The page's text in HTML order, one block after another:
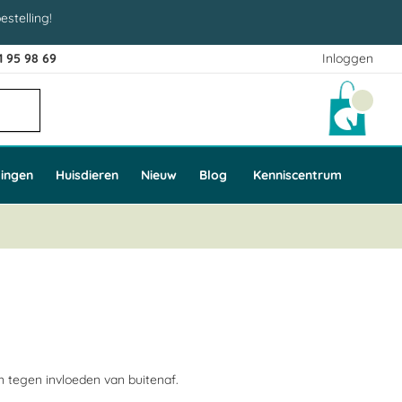
Inloggen
95 98 69
Huisdieren Nieuw Blog Kenniscentrum
invloeden van buitenaf.